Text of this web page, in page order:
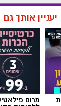
שירים פוליטיים
יעניין אותך גם
מרום